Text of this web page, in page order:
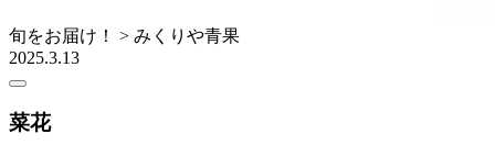
旬をお届け！ > みくりや青果
2025.3.13
菜花